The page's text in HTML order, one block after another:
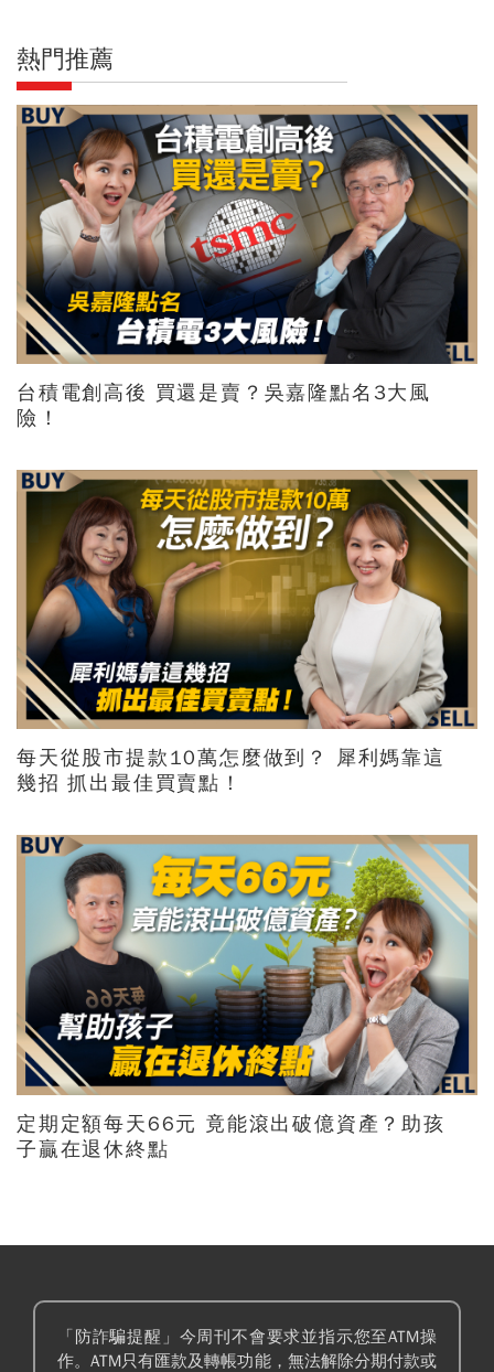
熱門推薦
台積電創高後 買還是賣？吳嘉隆點名3大風
險！
每天從股市提款10萬怎麼做到？ 犀利媽靠這
幾招 抓出最佳買賣點！
定期定額每天66元 竟能滾出破億資產？助孩
子贏在退休終點
「防詐騙提醒」今周刊不會要求並指示您至ATM操
作。ATM只有匯款及轉帳功能，無法解除分期付款或